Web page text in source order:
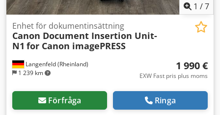
1 /7
Langenfeld (Rheinland)
1 239 km
Enhet för dokumentinsättning
Canon Document Insertion Unit-
N1 for Canon imagePRESS
1 990 €
EXW Fast pris plus moms
Förfråga Ringa